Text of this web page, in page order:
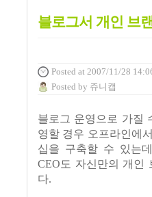
블로그서 개인 브
Posted at 2007/11/28
Posted by 쥬니캡
블로그 운영으로 가질
영할 경우 오프라인에
십을 구축할 수 있는
CEO도 자신만의 개인
다.